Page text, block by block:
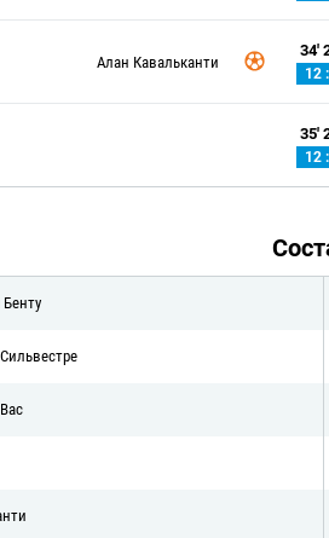
Алан Кавальканти
34'
12
35'
12